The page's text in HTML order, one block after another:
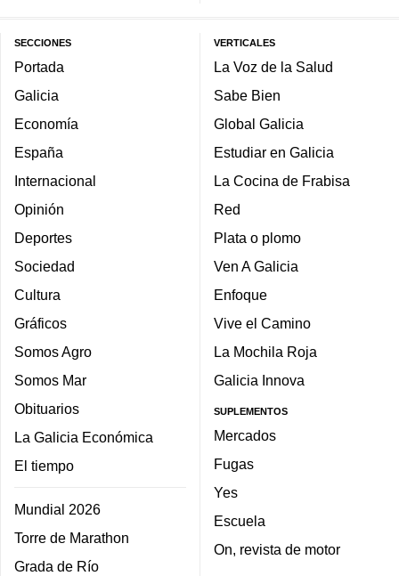
SECCIONES
Portada
Galicia
Economía
España
Internacional
Opinión
Deportes
Sociedad
Cultura
Gráficos
Somos Agro
Somos Mar
Obituarios
La Galicia Económica
El tiempo
Mundial 2026
Torre de Marathon
Grada de Río
VERTICALES
La Voz de la Salud
Sabe Bien
Global Galicia
Estudiar en Galicia
La Cocina de Frabisa
Red
Plata o plomo
Ven A Galicia
Enfoque
Vive el Camino
La Mochila Roja
Galicia Innova
SUPLEMENTOS
Mercados
Fugas
Yes
Escuela
On, revista de motor